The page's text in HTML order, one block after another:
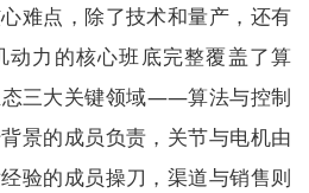
难点，除了技术和量产，还有
动力的核心班底完整覆盖了算
三大关键领域——算法与控制
景的成员负责，关节与电机由
验的成员操刀，渠道与销售则